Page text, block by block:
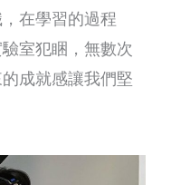
在學習的過程
室犯睏，無數次
成就感讓我們堅